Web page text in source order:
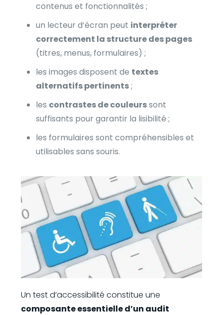
contenus et fonctionnalités ;
un lecteur d’écran peut interpréter
correctement la structure des pages
(titres, menus, formulaires) ;
les images disposent de textes
alternatifs pertinents;
les contrastes de couleurssont
suffisants pour garantir la lisibilité ;
les formulaires sont compréhensibles et
utilisables sans souris.
Un test d’accessibilité constitue une
composante essentielle d’un audit